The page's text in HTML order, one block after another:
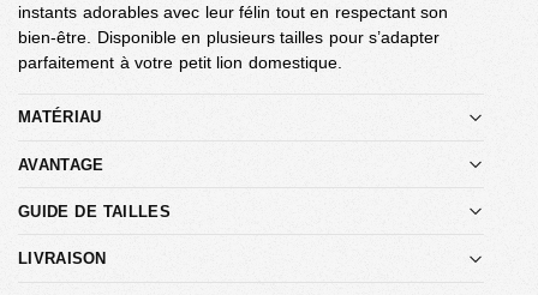
instants adorables avec leur félin tout en respectant son
bien-être. Disponible en plusieurs tailles pour s’adapter
parfaitement à votre petit lion domestique.
MATÉRIAU
AVANTAGE
GUIDE DE TAILLES
LIVRAISON